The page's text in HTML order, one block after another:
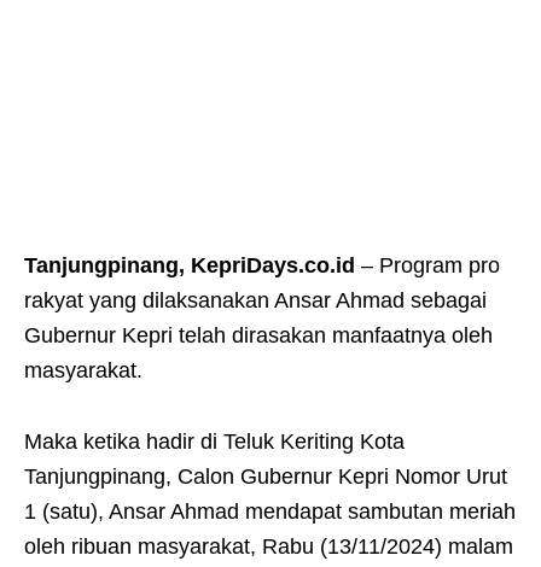
Tanjungpinang, KepriDays.co.id – Program pro
rakyat yang dilaksanakan Ansar Ahmad sebagai
Gubernur Kepri telah dirasakan manfaatnya oleh
masyarakat.
Maka ketika hadir di Teluk Keriting Kota
Tanjungpinang, Calon Gubernur Kepri Nomor Urut
1 (satu), Ansar Ahmad mendapat sambutan meriah
oleh ribuan masyarakat, Rabu (13/11/2024) malam